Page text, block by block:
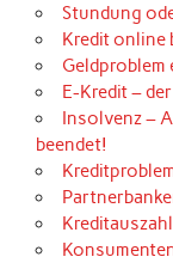
Stundung
Kredit online
Geldproblem
E-Kredit –
Insolvenz –
beendet!